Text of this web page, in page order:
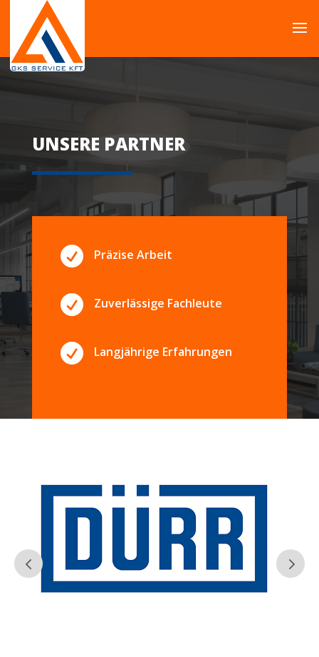
UNSERE PARTNER
 Präzise Arbeit
 Zuverlässige Fachleute
 Langjährige Erfahrungen